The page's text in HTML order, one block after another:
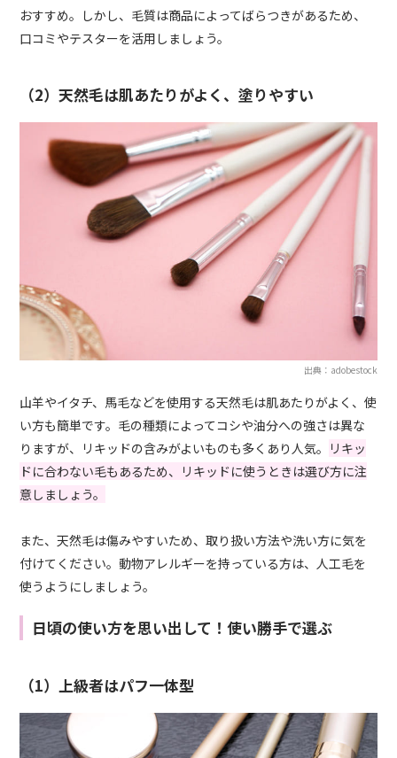
おすすめ。しかし、毛質は商品によってばらつきがあるため、
口コミやテスターを活用しましょう。
（2）天然毛は肌あたりがよく、塗りやすい
出典：adobestock
山羊やイタチ、馬毛などを使用する天然毛は肌あたりがよく、使
い方も簡単です。毛の種類によってコシや油分への強さは異な
りますが、リキッドの含みがよいものも多くあり人気。 リキッ
ドに合わない毛もあるため、リキッドに使うときは選び方に注
意しましょう。
また、天然毛は傷みやすいため、取り扱い方法や洗い方に気を
付けてください。動物アレルギーを持っている方は、人工毛を
使うようにしましょう。
日頃の使い方を思い出して！使い勝手で選ぶ
（1）上級者はパフ一体型